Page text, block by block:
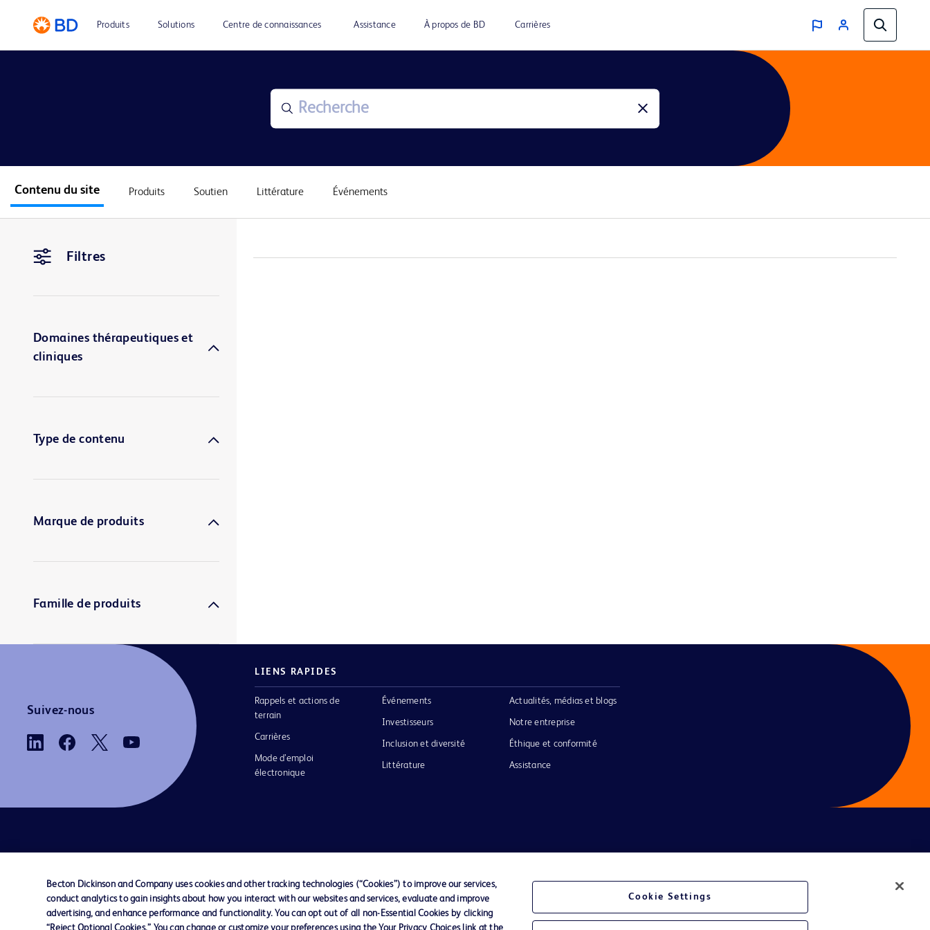
Produits Solutions Centre de connaissances Assistance À propos de BD Carrières
Contenu du site Produits Soutien Littérature Événements
Filtres
Domaines thérapeutiques et
cliniques
Type de contenu
Marque de produits
Famille de produits
Suivez-nous
LIENS RAPIDES
Rappels et actions de
terrain
Carrières
Mode d’emploi
électronique
Événements
Investisseurs
Inclusion et diversité
Littérature
Actualités, médias et blogs
Notre entreprise
Éthique et conformité
Assistance
© 2026 BD. Tous droits réservés. BD et le logo de BD
sont des marques commerciales de Becton, Dickinson
Becton Dickinson and Company uses cookies and other tracking technologies (“Cookies”) to improve our services,
conduct analytics to gain insights about how you interact with our websites and services, evaluate and improve
advertising, and enhance performance and functionality. You can opt out of all non-Essential Cookies by clicking
“Reject Optional Cookies.” You can change or customize your preferences using the Your Privacy Choices link at the
Cookie Settings